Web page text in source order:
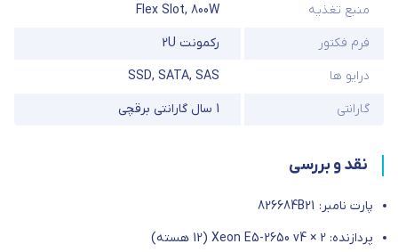
منبع تغذیه
800W
,
Flex Slot
فرم فکتور
رکمونت 2U
درایو ها
SAS
,
SATA
,
SSD
گارانتی
1 سال گارانتی برقچی
نقد و بررسی
پارت نامبر: 826684B21
پردازنده: 2 × Xeon E5-2650 v4 (12 هسته)